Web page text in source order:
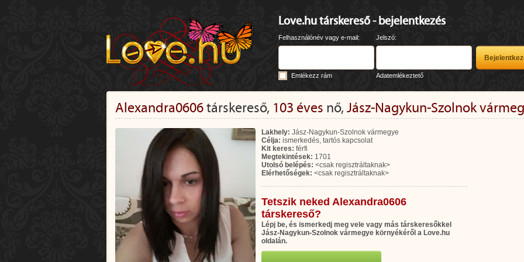
Love.hu társkereső - bejelentkezés
Felhasználónév vagy e-mail: Jelszó:
Emlékezz rám Adatemlékeztető
Alexandra0606társkereső, 103 éves nő, Jász-Nagykun-Szolnok
Lakhely: Jász-Nagykun-Szolnok vármegye
Célja: ismerkedés, tartós kapcsolat
Kit keres: férfi
Megtekintések: 1701
Utolsó belépés: <csak regisztráltaknak>
Elérhetőségek: <csak regisztráltaknak>
Tetszik neked Alexandra0606
társkereső?
Lépj be, és ismerkedj meg vele vagy más társkeresőkkel
Jász-Nagykun-Szolnok vármegye környékéről a Love.hu
oldalán.